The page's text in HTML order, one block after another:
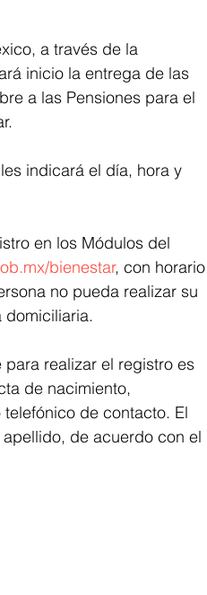
a través de la
inicio la entrega de las
a las Pensiones para el
indicará el día, hora y
en los Módulos del
bienestar, con horario
no pueda realizar su
domiciliaria.
realizar el registro es
de nacimiento,
de contacto. El
de acuerdo con el